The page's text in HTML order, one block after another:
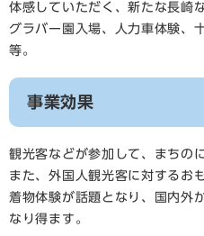
体感していただく、新たな長崎
グラバー園入場、人力車体験、
等。
事業効果
観光客などが参加して、まちの
また、外国人観光客に対するお
着物体験が話題となり、国内外
なり得ます。